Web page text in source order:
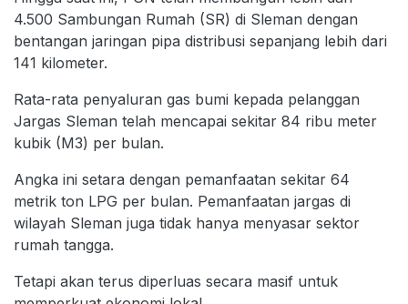
4.500 Sambungan Rumah (SR) di Sleman dengan
bentangan jaringan pipa distribusi sepanjang lebih dari
141 kilometer.
Rata-rata penyaluran gas bumi kepada pelanggan
Jargas Sleman telah mencapai sekitar 84 ribu meter
kubik (M3) per bulan.
Angka ini setara dengan pemanfaatan sekitar 64
metrik ton LPG per bulan. Pemanfaatan jargas di
wilayah Sleman juga tidak hanya menyasar sektor
rumah tangga.
Tetapi akan terus diperluas secara masif untuk